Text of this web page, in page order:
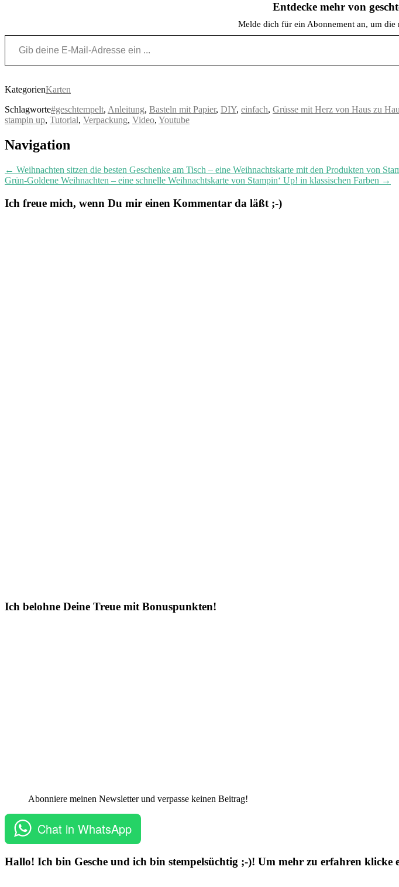
Entdecke mehr von
Melde dich für ein Abonnement an, um die
Gib deine E-Mail-Adresse ein ...
KategorienKarten
Schlagworte#geschtempelt, Anleitung, Basteln mit Papier, DIY, einfach, Grüsse mit Herz von Haus zu
stampin up, Tutorial, Verpackung, Video, Youtube
Post
Navigation
← Weihnachten sitzen die besten Geschenke am Tisch – eine Weihnachtskarte mit den Produkten von
Grün-Goldene Weihnachten – eine schnelle Weihnachtskarte von Stampin‘ Up! in klassischen Farben →
Ich freue mich, wenn Du mir einen Kommentar da läßt ;-)
Ich belohne Deine Treue mit Bonuspunkten!
Abonniere meinen Newsletter und verpasse keinen Beitrag!
Chat in WhatsApp
Hallo! Ich bin Gesche und ich bin stempelsüchtig ;-)! Um mehr zu erfahren klicke